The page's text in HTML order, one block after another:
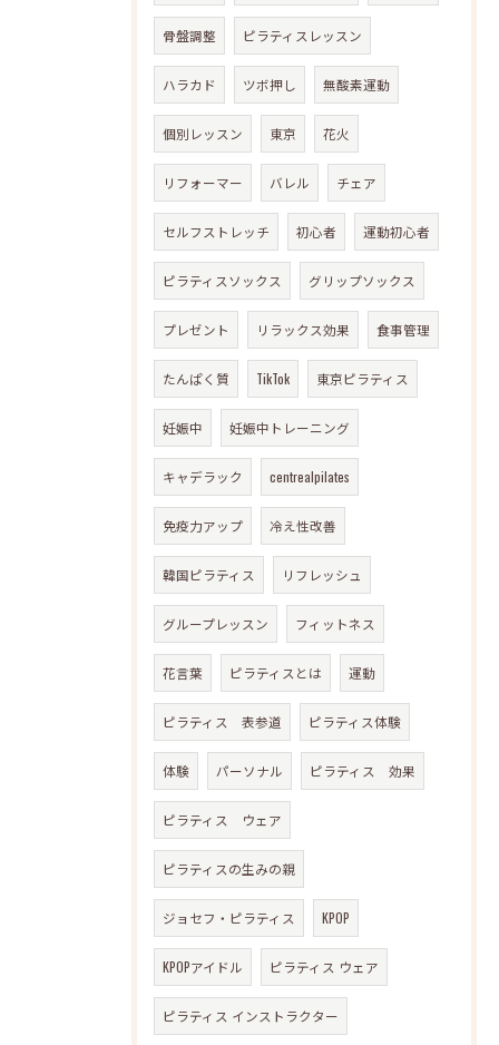
骨盤調整 ピラティスレッスン
ハラカド ツボ押し 無酸素運動
個別レッスン 東京 花火
リフォーマー バレル チェア
セルフストレッチ 初心者 運動初心者
ピラティスソックス グリップソックス
プレゼント リラックス効果 食事管理
たんぱく質 TikTok 東京ピラティス
妊娠中 妊娠中トレーニング
キャデラック centrealpilates
免疫力アップ 冷え性改善
韓国ピラティス リフレッシュ
グループレッスン フィットネス
花言葉 ピラティスとは 運動
ピラティス 表参道 ピラティス体験
体験 パーソナル ピラティス 効果
ピラティス ウェア
ピラティスの生みの親
ジョセフ・ピラティス KPOP
KPOPアイドル ピラティス ウェア
ピラティス インストラクター